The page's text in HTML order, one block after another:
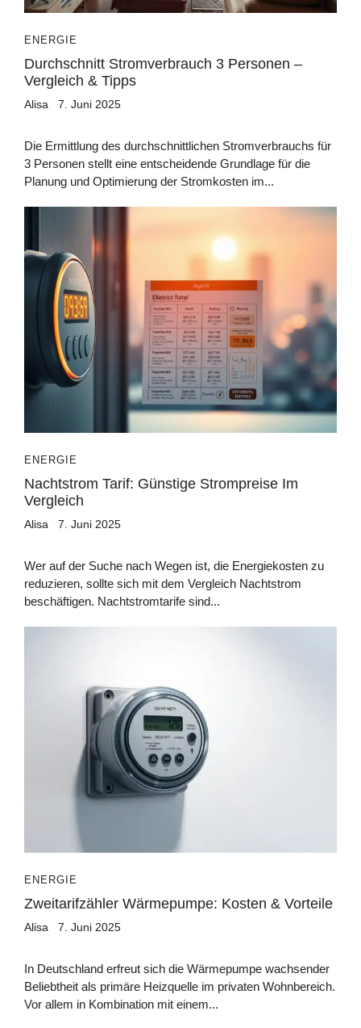
ENERGIE
Durchschnitt Stromverbrauch 3 Personen –
Vergleich & Tipps
Alisa 7. Juni 2025
Die Ermittlung des durchschnittlichen Stromverbrauchs für
3 Personen stellt eine entscheidende Grundlage für die
Planung und Optimierung der Stromkosten im...
ENERGIE
Nachtstrom Tarif: Günstige Strompreise Im
Vergleich
Alisa 7. Juni 2025
Wer auf der Suche nach Wegen ist, die Energiekosten zu
reduzieren, sollte sich mit dem Vergleich Nachtstrom
beschäftigen. Nachtstromtarife sind...
ENERGIE
Zweitarifzähler Wärmepumpe: Kosten & Vorteile
Alisa 7. Juni 2025
In Deutschland erfreut sich die Wärmepumpe wachsender
Beliebtheit als primäre Heizquelle im privaten Wohnbereich.
Vor allem in Kombination mit einem...